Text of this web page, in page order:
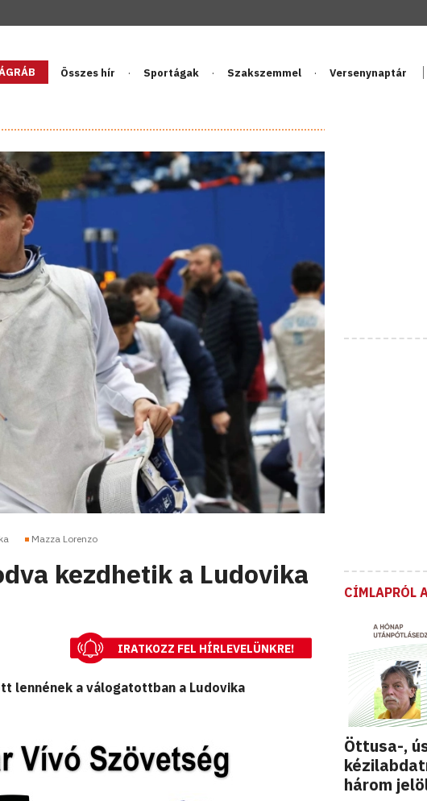
Összes hír Sportágak Szakszemmel Versenynaptár
Mazza Lorenzo
kezdhetik a Ludovika
IRATKOZZ FEL HÍRLEVELÜNKRE!
lennének a válogatottban a Ludovika
CÍMLAPRÓL
Öttusa-,
három